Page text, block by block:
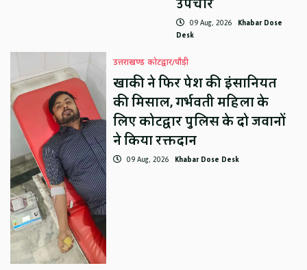
09 Aug, 2026 Khabar Dose
Desk
उत्तराखण्ड कोटद्वार/पौड़ी
खाकी ने फिर पेश की इंसानियत
की मिसाल, गर्भवती महिला के
लिए कोटद्वार पुलिस के दो जवानों
ने किया रक्तदान
09 Aug, 2026 Khabar Dose Desk